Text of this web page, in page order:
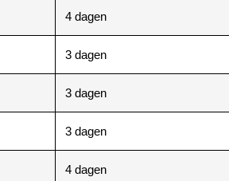
4 dagen
3 dagen
3 dagen
3 dagen
4 dagen